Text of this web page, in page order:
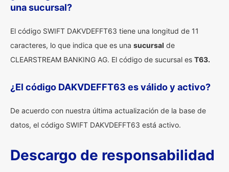
una sucursal?
El código SWIFT DAKVDEFFT63 tiene una longitud de 11
caracteres, lo que indica que es una sucursal de
CLEARSTREAM BANKING AG. El código de sucursal es T63.
¿El código DAKVDEFFT63 es válido y activo?
De acuerdo con nuestra última actualización de la base de
datos, el código SWIFT DAKVDEFFT63 está activo.
Descargo de responsabilidad